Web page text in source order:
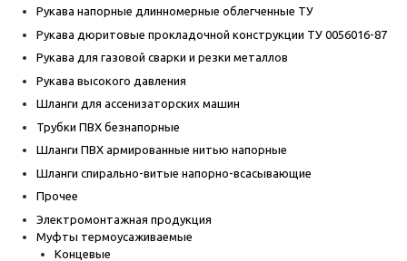
Рукава напорные длинномерные облегченные ТУ
Рукава дюритовые прокладочной конструкции ТУ 0056016-87
Рукава для газовой сварки и резки металлов
Рукава высокого давления
Шланги для ассенизаторских машин
Трубки ПВХ безнапорные
Шланги ПВХ армированные нитью напорные
Шланги спирально-витые напорно-всасывающие
Прочее
Электромонтажная продукция
Муфты термоусаживаемые
Концевые